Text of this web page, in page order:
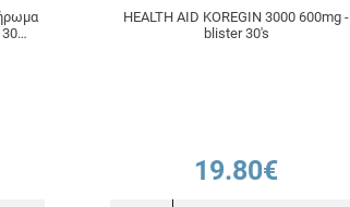
30
HEALTH AID KOREGIN 3000 600mg -
blister 30's
19.80€